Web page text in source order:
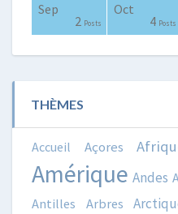
Sep
2 Posts
Oct
4 Posts
THÈMES
Accueil Açores
Amérique Andes
Antilles
Arbres